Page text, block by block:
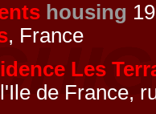
housing
, France
Les
de France,